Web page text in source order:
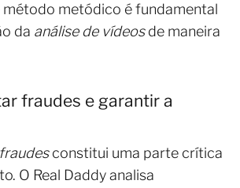
método metódico é fundamental
da análise de vídeosde maneira
fraudes e garantir a
constitui uma parte crítica
O Real Daddy analisa